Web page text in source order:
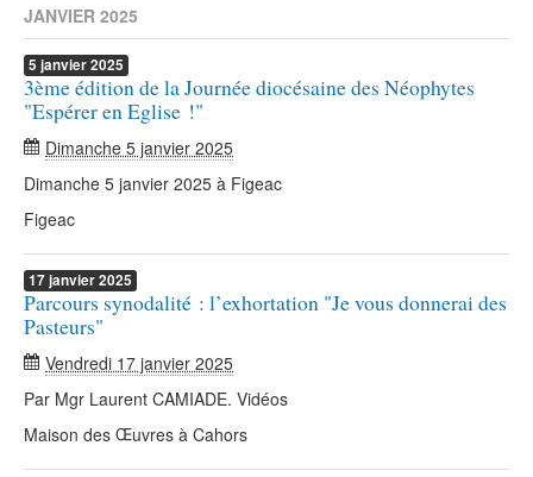
JANVIER 2025
5 janvier2025
3ème édition de la Journée diocésaine des Néophytes
"Espérer en Eglise !"
Dimanche 5 janvier 2025
Dimanche 5 janvier 2025 à Figeac
Figeac
17janvier2025
Parcours synodalité : l’exhortation "Je vous donnerai des
Pasteurs"
Vendredi 17 janvier 2025
Par Mgr Laurent CAMIADE. Vidéos
Maison des Œuvres à Cahors